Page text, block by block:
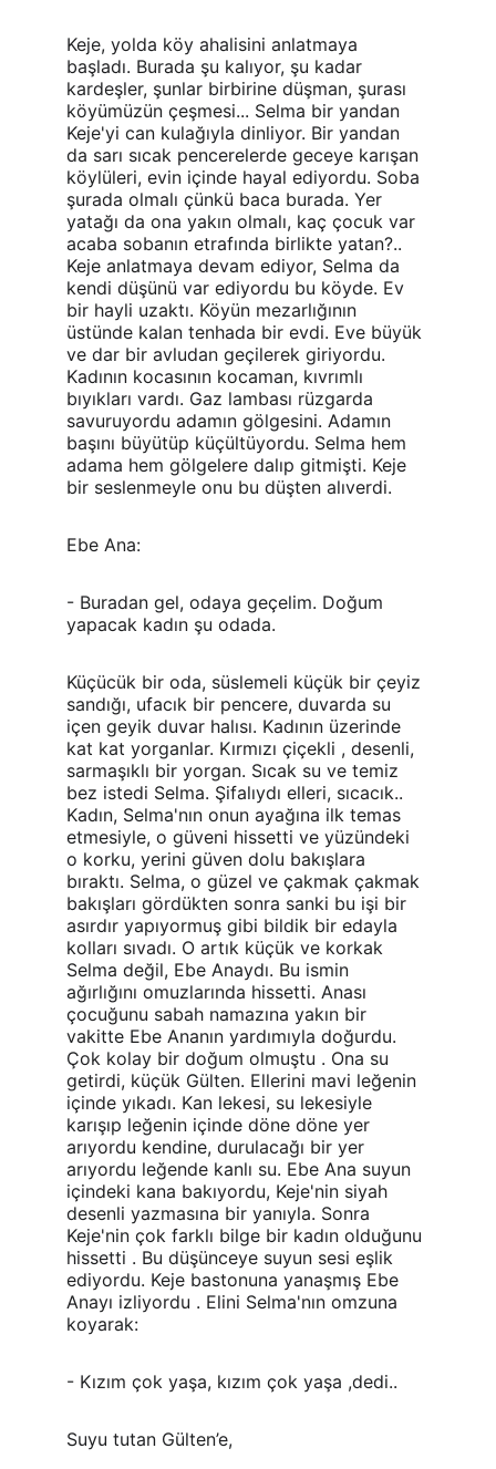
Keje, yolda köy ahalisini anlatmaya
başladı. Burada şu kalıyor, şu kadar
kardeşler, şunlar birbirine düşman, şurası
köyümüzün çeşmesi... Selma bir yandan
Keje'yi can kulağıyla dinliyor. Bir yandan
da sarı sıcak pencerelerde geceye karışan
köylüleri, evin içinde hayal ediyordu. Soba
şurada olmalı çünkü baca burada. Yer
yatağı da ona yakın olmalı, kaç çocuk var
acaba sobanın etrafında birlikte yatan?..
Keje anlatmaya devam ediyor, Selma da
kendi düşünü var ediyordu bu köyde. Ev
bir hayli uzaktı. Köyün mezarlığının
üstünde kalan tenhada bir evdi. Eve büyük
ve dar bir avludan geçilerek giriyordu.
Kadının kocasının kocaman, kıvrımlı
bıyıkları vardı. Gaz lambası rüzgarda
savuruyordu adamın gölgesini. Adamın
başını büyütüp küçültüyordu. Selma hem
adama hem gölgelere dalıp gitmişti. Keje
bir seslenmeyle onu bu düşten alıverdi.
Ebe Ana:
- Buradan gel, odaya geçelim. Doğum
yapacak kadın şu odada.
Küçücük bir oda, süslemeli küçük bir çeyiz
sandığı, ufacık bir pencere, duvarda su
içen geyik duvar halısı. Kadının üzerinde
kat kat yorganlar. Kırmızı çiçekli , desenli,
sarmaşıklı bir yorgan. Sıcak su ve temiz
bez istedi Selma. Şifalıydı elleri, sıcacık..
Kadın, Selma'nın onun ayağına ilk temas
etmesiyle, o güveni hissetti ve yüzündeki
o korku, yerini güven dolu bakışlara
bıraktı. Selma, o güzel ve çakmak çakmak
bakışları gördükten sonra sanki bu işi bir
asırdır yapıyormuş gibi bildik bir edayla
kolları sıvadı. O artık küçük ve korkak
Selma değil, Ebe Anaydı. Bu ismin
ağırlığını omuzlarında hissetti. Anası
çocuğunu sabah namazına yakın bir
vakitte Ebe Ananın yardımıyla doğurdu.
Çok kolay bir doğum olmuştu . Ona su
getirdi, küçük Gülten. Ellerini mavi leğenin
içinde yıkadı. Kan lekesi, su lekesiyle
karışıp leğenin içinde döne döne yer
arıyordu kendine, durulacağı bir yer
arıyordu leğende kanlı su. Ebe Ana suyun
içindeki kana bakıyordu, Keje'nin siyah
desenli yazmasına bir yanıyla. Sonra
Keje'nin çok farklı bilge bir kadın olduğunu
hissetti . Bu düşünceye suyun sesi eşlik
ediyordu. Keje bastonuna yanaşmış Ebe
Anayı izliyordu . Elini Selma'nın omzuna
koyarak:
- Kızım çok yaşa, kızım çok yaşa ,dedi..
Suyu tutan Gülten’e,